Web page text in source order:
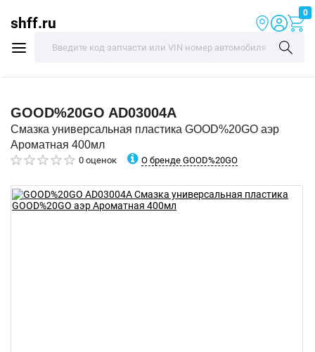
shff.ru
0
GOOD%20GO AD03004A
Смазка универсальная пластика GOOD%20GO аэр
Ароматная 400мл
0 оценок О бренде GOOD%20GO